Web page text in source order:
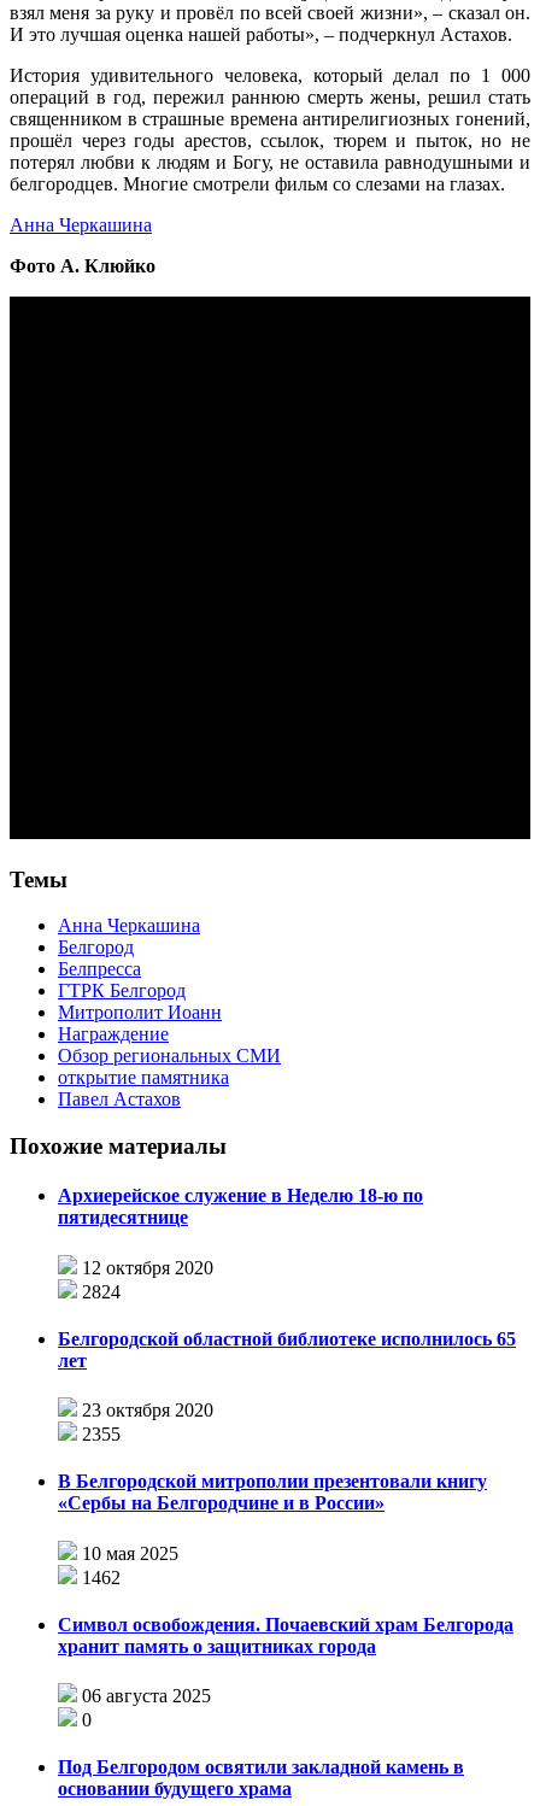
взял меня за руку и провёл по всей своей жизни», – сказал он.
И это лучшая оценка нашей работы», – подчеркнул Астахов.
История удивительного человека, который делал по 1 000
операций в год, пережил раннюю смерть жены, решил стать
священником в страшные времена антирелигиозных гонений,
прошёл через годы арестов, ссылок, тюрем и пыток, но не
потерял любви к людям и Богу, не оставила равнодушными и
белгородцев. Многие смотрели фильм со слезами на глазах.
Анна Черкашина
Фото А. Клюйко
Темы
Анна Черкашина
Белгород
Белпресса
ГТРК Белгород
Митрополит Иоанн
Награждение
Обзор региональных СМИ
открытие памятника
Павел Астахов
Похожие материалы
Архиерейское служение в Неделю 18-ю по
пятидесятнице
12 октября 2020
2824
Белгородской областной библиотеке исполнилось 65
лет
23 октября 2020
2355
В Белгородской митрополии презентовали книгу
«Сербы на Белгородчине и в России»
10 мая 2025
1462
Символ освобождения. Почаевский храм Белгорода
хранит память о защитниках города
06 августа 2025
0
Под Белгородом освятили закладной камень в
основании будущего храма